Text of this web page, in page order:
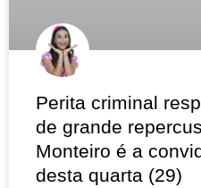
Perita criminal
de grande
Monteiro é a
desta quarta (29)